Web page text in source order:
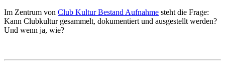
Im Zentrum von Club Kultur Bestand Aufnahme steht die Frage:
Kann Clubkultur gesammelt, dokumentiert und ausgestellt werden?
Und wenn ja, wie?